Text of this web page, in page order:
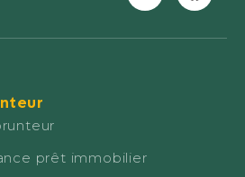
prêt immobilier